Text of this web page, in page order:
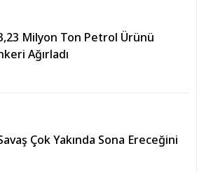
Milyon Ton Petrol Ürünü
Ağırladı
Çok Yakında Sona Ereceğini